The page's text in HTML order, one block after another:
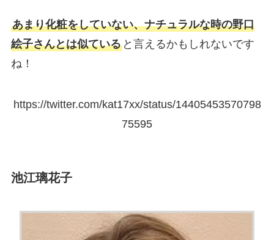
あまり化粧をしていない、ナチュラルな時の野口
絵子さんとは似ていると言えるかもしれないです
ね！
https://twitter.com/kat17xx/status/14405453570798
75595
池江璃花子